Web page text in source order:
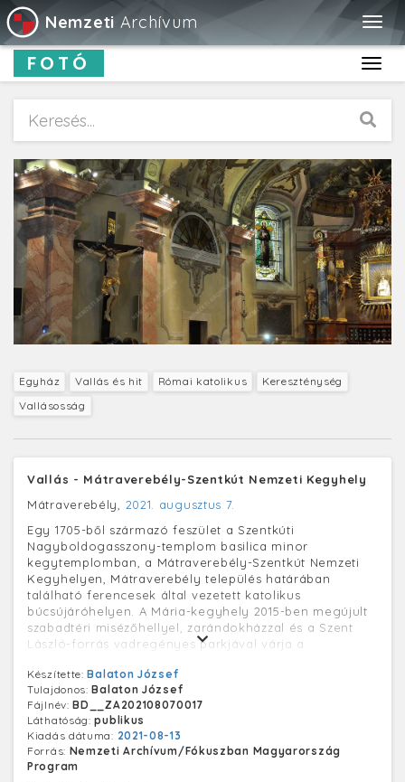
Nemzeti Archívum
FOTÓ
Egyház Vallás és hit Római katolikus
Kereszténység
Vallásosság
Vallás - Mátraverebély-Szentkút Nemzeti Kegyhely
Mátraverebély, 2021. augusztus 7.
Egy 1705-ből származó feszület a Szentkúti
Nagyboldogasszony-templom basilica minor
kegytemplomban, a Mátraverebély-Szentkút Nemzeti
Kegyhelyen, Mátraverebély település határában
található ferencesek által vezetett katolikus
búcsújáróhelyen. A Mária-kegyhely 2015-ben megújult
szabadtéri misézőhellyel, zarándokházzal és a Szent
László-forrás vadregényes parkjával várja a
legenda övezi. Egykoron a Szentkútra, Mária-
kegyhelyre egyre növekvő számban érkező
zarándokok miatt 1210-ben Verebélyen templomot
emeltek, s innen indult körmenet a szentkúti völgy
forrásához. 1258-ban a templom engedélyt kapott az
apostoli Szentszéktől, hogy búcsújáró hely legyen.
Évente mintegy 200 ezren látogatnak el a kegyhelyre.
Készítette:Balaton József
Tulajdonos:Balaton József
Fájlnév:BD__ZA202108070017
Láthatóság:publikus
Kiadás dátuma: 2021-08-13
Forrás: Nemzeti Archívum/Fókuszban Magyarország
Program